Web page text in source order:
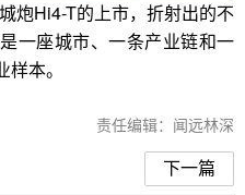
炮Hi4-T的上市，折射出的不
一座城市、一条产业链和一
本。
责任编辑：闻远林深
下一篇